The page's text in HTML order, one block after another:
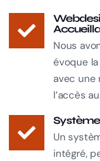
Nous
évoque
avec une
l’accès
Un
intégré,